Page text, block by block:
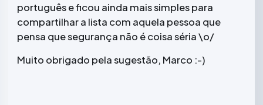
português e ficou ainda mais simples para
compartilhar a lista com aquela pessoa que
pensa que segurança não é coisa séria \o/
Muito obrigado pela sugestão, Marco :-)